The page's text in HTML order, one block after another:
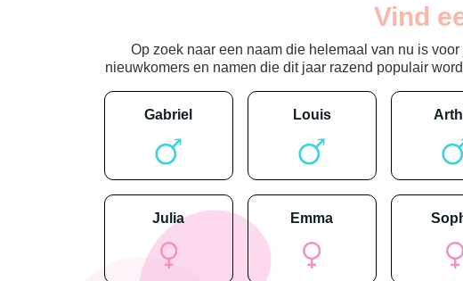
Vind
Op zoek naar een naam die helemaal van nu is
nieuwkomers en namen die dit jaar razend populair
gabriel louis
julia emma